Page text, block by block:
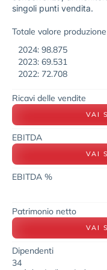
singoli punti vendita.
Totale valore produzione
2024: 98.875
2023: 69.531
2022: 72.708
Ricavi delle vendite
VAI
EBITDA
VAI
EBITDA %
Patrimonio netto
VAI
Dipendenti
34